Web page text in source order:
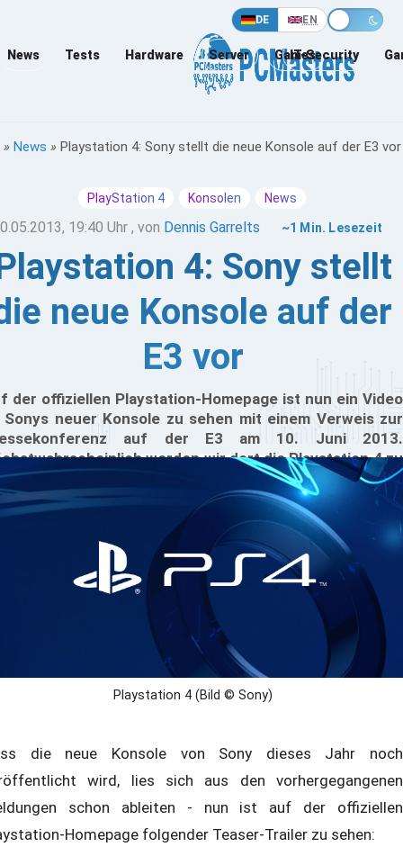
DE EN
News Tests Hardware Server Games
IT-Security
» News » Playstation 4: Sony stellt die neue Konsole auf der E3 vor
PlayStation 4 Konsolen News
19:40 Uhr , von Dennis Garrelts ~1 Min. Lesezeit
4: Sony stellt
neue Konsole auf der
E3 vor
der offiziellen Playstation-Homepage ist nun ein Video
Sonys neuer Konsole zu sehen mit einem Verweis zur
auf der E3 am 10. Juni 2013.
werden wir dort die Playstation 4 zu
bekommen.
Playstation 4 (Bild © Sony)
die neue Konsole von Sony dieses Jahr noch
wird, lies sich aus den vorhergegangenen
schon ableiten - nun ist auf der offiziellen
Homepage folgender Teaser-Trailer zu sehen: